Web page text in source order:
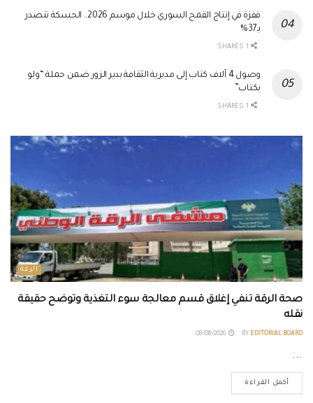
قفزة في إنتاج القمح السوري خلال موسم 2026.. الحسكة تتصدر
بـ37%
وصول 4 آلاف كتاب إلى مديرية الثقافة بدير الزور ضمن حملة “ولو
بكتاب”
الرقة
صحة الرقة تنفي إغلاق قسم معالجة سوء التغذية وتوضح حقيقة
نقله
BY EDITORIAL BOARD
...
أكمل القراءة